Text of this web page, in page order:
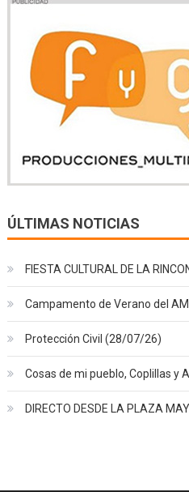
ÚLTIMAS NOTICIAS
FIESTA CULTURAL DE LA
Campamento de Verano del
Protección Civil (28/07/26)
Cosas de mi pueblo, Coplillas y
DIRECTO DESDE LA PLAZA